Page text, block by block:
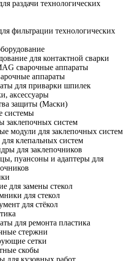
раздачи технологических
фильтрации технологических
для контактной сварки
сварочные аппараты
аппараты
для приварки шпилек
аксессуары
защиты (Маски)
системы
заклепочных систем
модули для заклепочных систем
клепальных систем
для заклепочников
пуансоны и адаптеры для
для замены стекол
для стекол
для стёкол
для ремонта пластика
стержни
сетки
скобы